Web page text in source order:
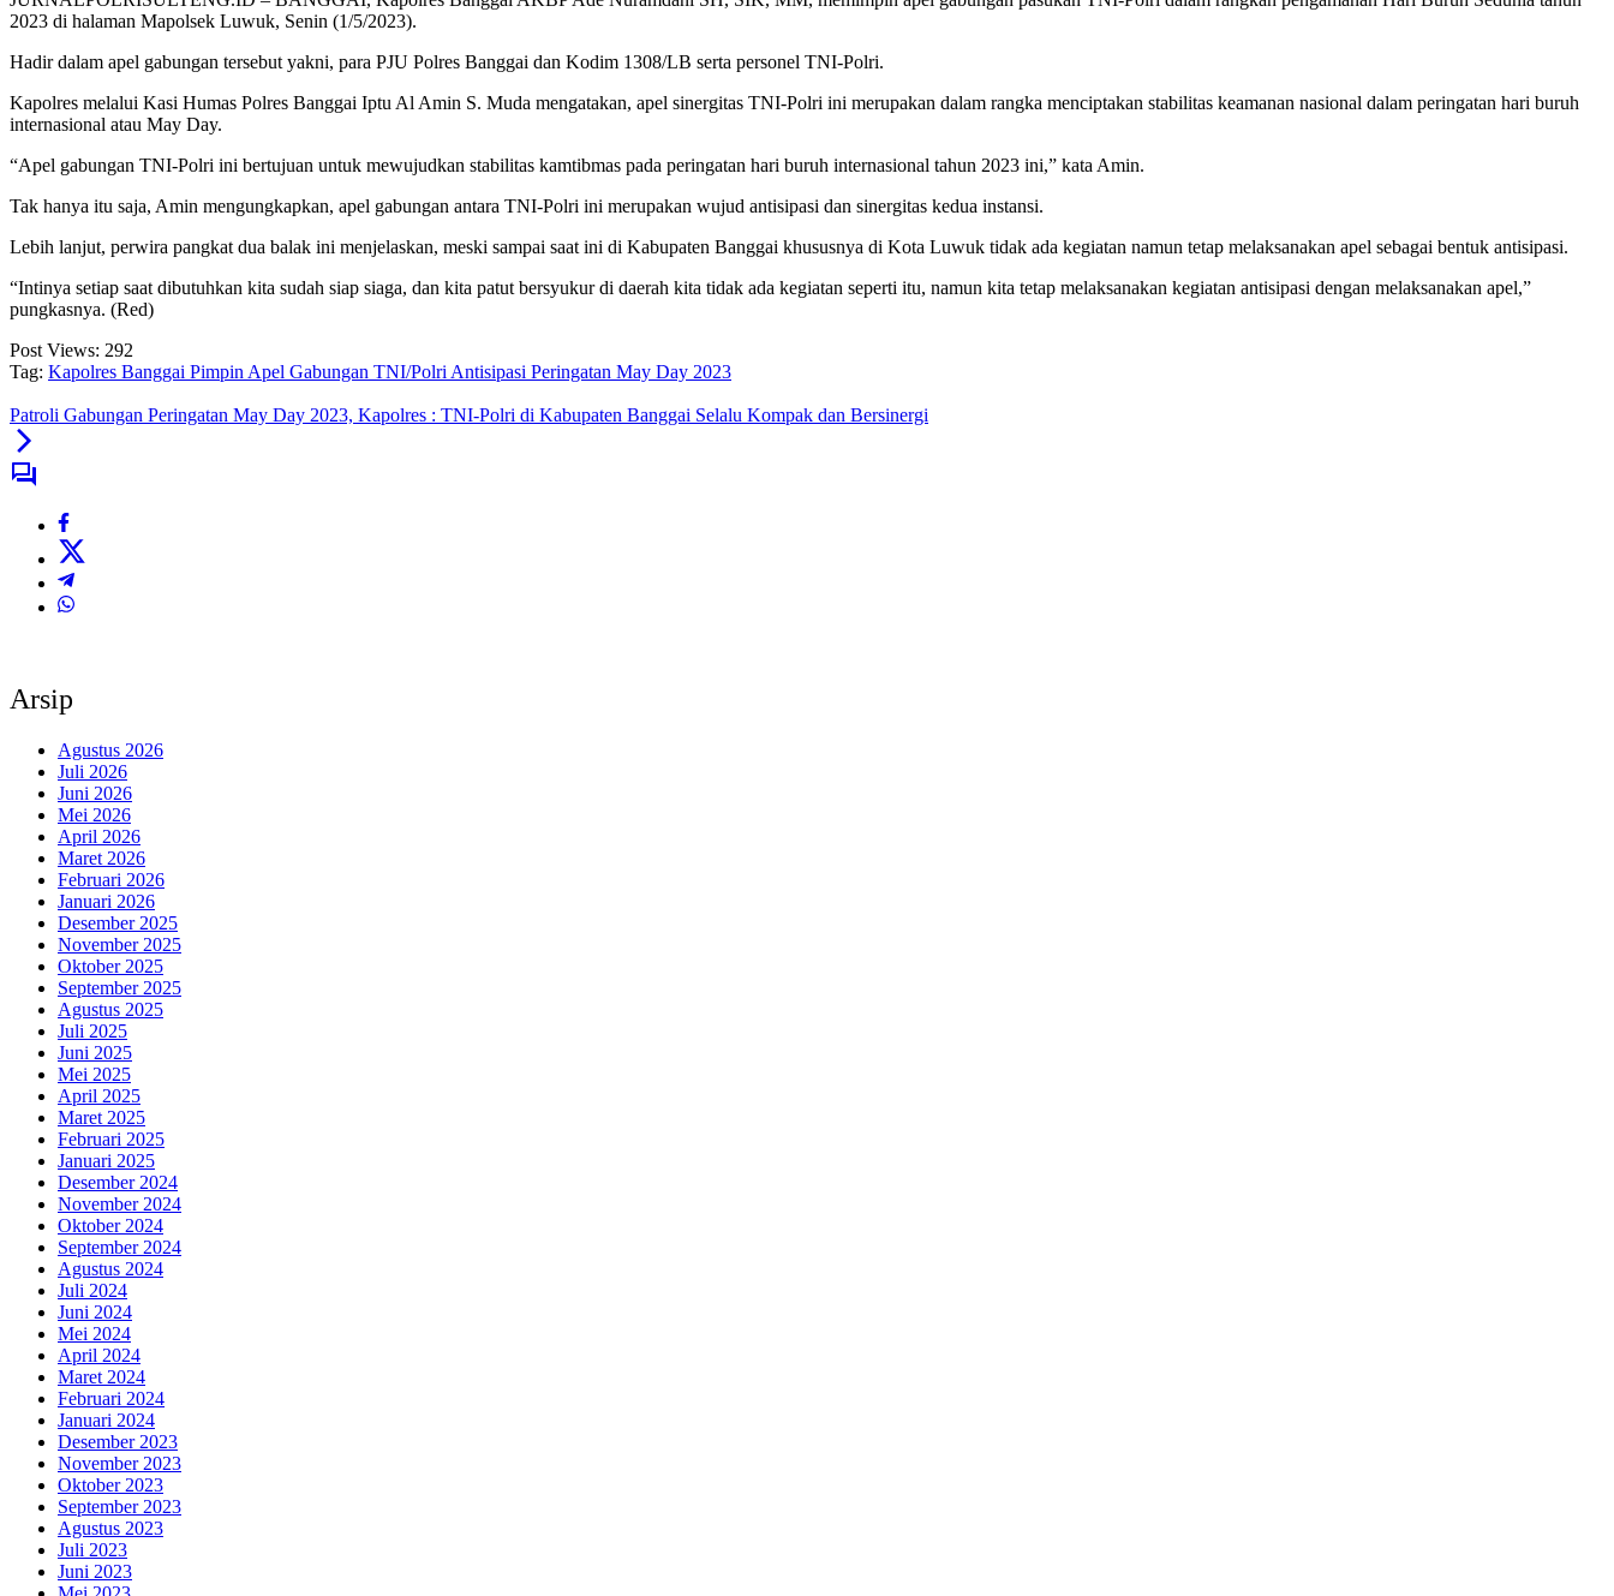
2023 di halaman Mapolsek Luwuk, Senin (1/5/2023).
Hadir dalam apel gabungan tersebut yakni, para PJU Polres Banggai dan Kodim 1308/LB serta personel TNI-Polri.
Kapolres melalui Kasi Humas Polres Banggai Iptu Al Amin S. Muda mengatakan, apel sinergitas TNI-Polri ini merupakan dalam rangka menciptakan stabilitas keamanan nasional dalam peringatan hari buruh
internasional atau May Day.
“Apel gabungan TNI-Polri ini bertujuan untuk mewujudkan stabilitas kamtibmas pada peringatan hari buruh internasional tahun 2023 ini,” kata Amin.
Tak hanya itu saja, Amin mengungkapkan, apel gabungan antara TNI-Polri ini merupakan wujud antisipasi dan sinergitas kedua instansi.
Lebih lanjut, perwira pangkat dua balak ini menjelaskan, meski sampai saat ini di Kabupaten Banggai khususnya di Kota Luwuk tidak ada kegiatan namun tetap melaksanakan apel sebagai bentuk antisipasi.
“Intinya setiap saat dibutuhkan kita sudah siap siaga, dan kita patut bersyukur di daerah kita tidak ada kegiatan seperti itu, namun kita tetap melaksanakan kegiatan antisipasi dengan melaksanakan apel,”
pungkasnya. (Red)
Post Views: 292
Tag: Kapolres Banggai Pimpin Apel Gabungan TNI/Polri Antisipasi Peringatan May Day 2023
Patroli Gabungan Peringatan May Day 2023, Kapolres : TNI-Polri di Kabupaten Banggai Selalu Kompak dan Bersinergi
Arsip
Agustus 2026
Juli 2026
Juni 2026
Mei 2026
April 2026
Maret 2026
Februari 2026
Januari 2026
Desember 2025
November 2025
Oktober 2025
September 2025
Agustus 2025
Juli 2025
Juni 2025
Mei 2025
April 2025
Maret 2025
Februari 2025
Januari 2025
Desember 2024
November 2024
Oktober 2024
September 2024
Agustus 2024
Juli 2024
Juni 2024
Mei 2024
April 2024
Maret 2024
Februari 2024
Januari 2024
Desember 2023
November 2023
Oktober 2023
September 2023
Agustus 2023
Juli 2023
Juni 2023